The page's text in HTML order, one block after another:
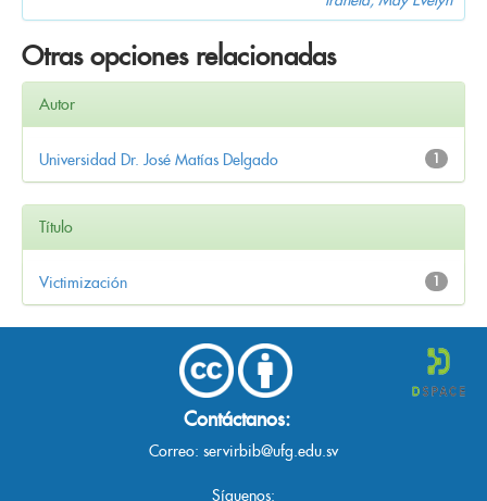
Otras opciones relacionadas
Autor
1
Universidad Dr. José Matías Delgado
Título
1
Victimización
Contáctanos:
Correo: servirbib@ufg.edu.sv
Síguenos: